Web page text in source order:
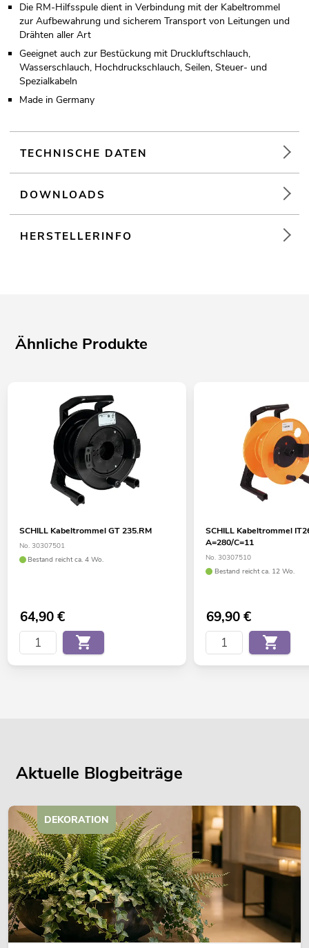
Die RM-Hilfsspule dient in Verbindung mit der Kabeltrommel
zur Aufbewahrung und sicherem Transport von Leitungen und
Drähten aller Art
Geeignet auch zur Bestückung mit Druckluftschlauch,
Wasserschlauch, Hochdruckschlauch, Seilen, Steuer- und
Spezialkabeln
Made in Germany
TECHNISCHE DATEN
DOWNLOADS
HERSTELLERINFO
Ähnliche Produkte
SCHILL Kabeltrommel GT 235.RM
No. 30307501
Bestand reicht ca. 4 Wo.
64,90€
SCHILL Kabeltrommel
A=280/C=11
No. 30307510
Bestand reicht ca. 12 Wo.
69,90€
Aktuelle Blogbeiträge
DEKORATION